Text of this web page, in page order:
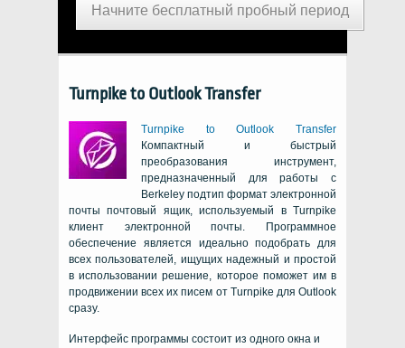
Начните бесплатный пробный период
Turnpike to Outlook Transfer
Turnpike to Outlook Transfer
Компактный и быстрый
преобразования инструмент,
предназначенный для работы с
Berkeley подтип формат электронной
почты почтовый ящик, используемый в Turnpike
клиент электронной почты. Программное
обеспечение является идеально подобрать для
всех пользователей, ищущих надежный и простой
в использовании решение, которое поможет им в
продвижении всех их писем от Turnpike дляOutlook
сразу.
Интерфейс программы состоит из одного окна и